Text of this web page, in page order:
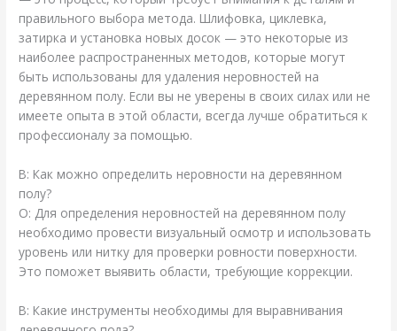
правильного выбора метода. Шлифовка, циклевка,
затирка и установка новых досок — это некоторые из
наиболее распространенных методов, которые могут
быть использованы для удаления неровностей на
деревянном полу. Если вы не уверены в своих силах или не
имеете опыта в этой области, всегда лучше обратиться к
профессионалу за помощью.
В: Как можно определить неровности на деревянном
полу?
О: Для определения неровностей на деревянном полу
необходимо провести визуальный осмотр и использовать
уровень или нитку для проверки ровности поверхности.
Это поможет выявить области, требующие коррекции.
В: Какие инструменты необходимы для выравнивания